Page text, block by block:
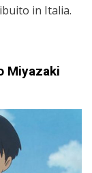
in Italia.
Miyazaki